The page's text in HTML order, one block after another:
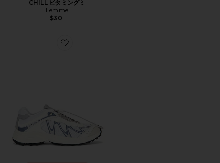
CHILL ビタミングミ
Lemme
$30
Favorite XT-WHISPER スニーカー